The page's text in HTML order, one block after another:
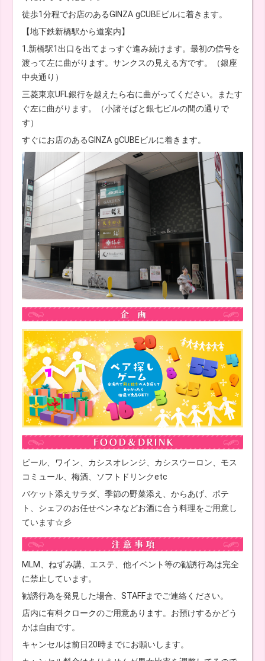
徒歩1分程でお店のあるGINZA gCUBEビルに着きます。
【地下鉄新橋駅から道案内】
1.新橋駅1出口を出てまっすぐ進み続けます。最初の信号を
渡って左に曲がります。サンクスの見える方です。（銀座
中央通り）
三菱東京UFL銀行を越えたら右に曲がってください。またす
ぐ左に曲がります。（小諸そばと銀七ビルの間の通りで
す）
すぐにお店のあるGINZA gCUBEビルに着きます。
ビール、ワイン、カシスオレンジ、カシスウーロン、モス
コミュール、梅酒、ソフトドリンクetc
バケット添えサラダ、季節の野菜添え、からあげ、ポテ
ト、シェフのお任せペンネなどお酒に合う料理をご用意し
ています☆彡
MLM、ねずみ講、エステ、他イベント等の勧誘行為は完全
に禁止しています。
勧誘行為を発見した場合、STAFFまでご連絡ください。
店内に有料クロークのご用意あります。お預けするかどう
かは自由です。
キャンセルは前日20時までにお願いします。